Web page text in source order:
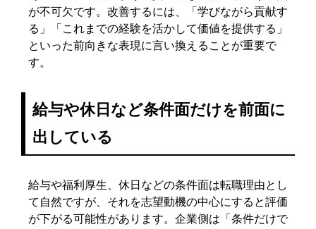
が不可欠です。改善するには、「学びながら貢献す
る」「これまでの経験を活かして価値を提供する」
といった前向きな表現に言い換えることが重要で
す。
給与や休日など条件面だけを前面に
出している
給与や福利厚生、休日などの条件面は転職理由とし
て自然ですが、それを志望動機の中心にすると評価
が下がる可能性があります。企業側は「条件だけで